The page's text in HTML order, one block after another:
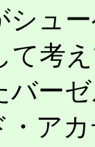
シュ
て考
バー
・ア